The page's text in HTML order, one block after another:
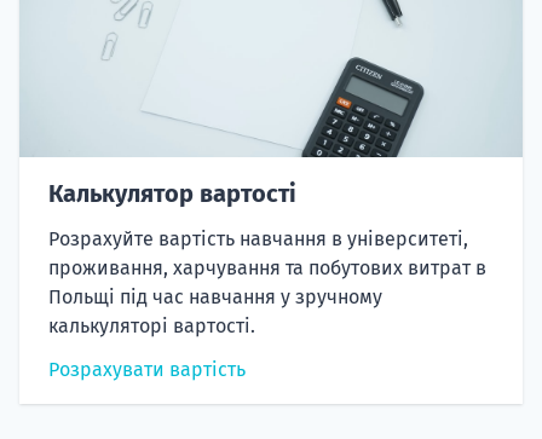
Калькулятор вартості
Розрахуйте вартість навчання в університеті,
проживання, харчування та побутових витрат в
Польщі під час навчання у зручному
калькуляторі вартості.
Розрахувати вартість